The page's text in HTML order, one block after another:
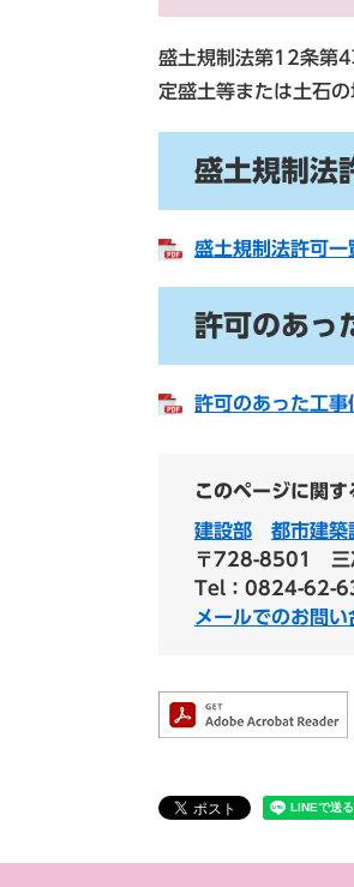
盛土規制法第12条第
定盛土等または土石
盛土規制法
盛土規制法許可
許可のあっ
許可のあった工
このページに関
建設部 都市建築
〒728-8501
Tel：0824-62-
メールでのお問